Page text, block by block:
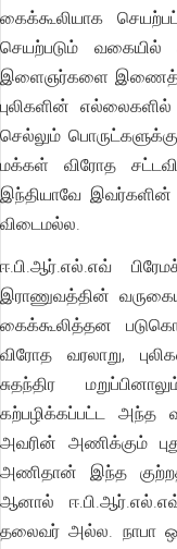
கைக்கூலியாக
செயற்படும் வகையில்
இளைஞர்களை இணைத்து
புலிகளின்
செல்லும்
மக்கள் விரோத
இந்தியாவே இவர்களின்
விடைமல்ல.
ஈ.பி.ஆர்.எல்.எவ்
இராணுவத்தின்
கைக்கூலித்தன
விரோத வரலாறு,
சுதந்திர
கற்பழிக்கப்பட்ட அந்த
அவரின் அணிக்கும்
அணிதான் இந்த
ஆனால்
தலைவர் அல்ல. நாபா